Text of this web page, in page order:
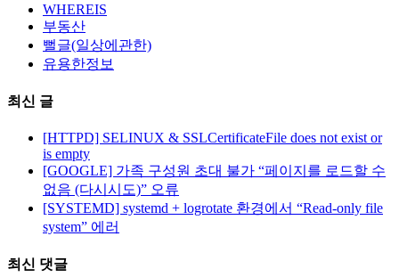
WHEREIS
부동산
뻘글(일상에관한)
유용한정보
최신 글
[HTTPD] SELINUX & SSLCertificateFile does not exist or
is empty
[GOOGLE] 가족 구성원 초대 불가 “페이지를 로드할 수
없음 (다시시도)” 오류
[SYSTEMD] systemd + logrotate 환경에서 “Read-only file
system” 에러
최신 댓글